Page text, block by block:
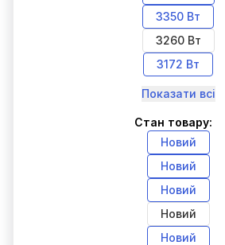
3350 Вт
3260 Вт
3172 Вт
Показати всі
Стан товару:
Новий
Новий
Новий
Новий
Новий